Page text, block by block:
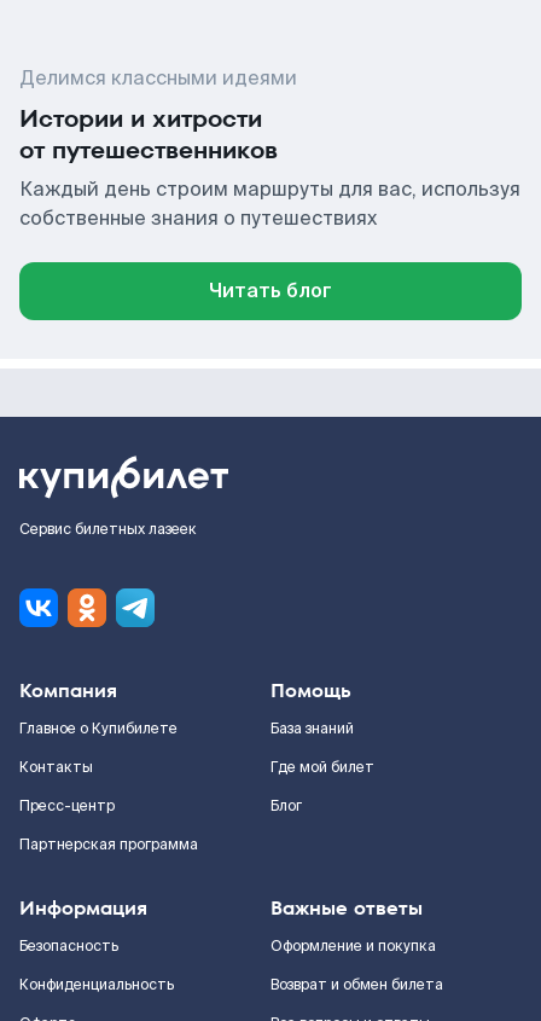
Делимся классными идеями
Истории и хитрости
от путешественников
Каждый день строим маршруты для вас, используя
собственные знания о путешествиях
Читать блог
Сервис билетных лазеек
Компания
Главное о Купибилете
Контакты
Пресс-центр
Партнерская программа
Помощь
База знаний
Где мой билет
Блог
Информация
Безопасность
Конфиденциальность
Важные ответы
Оформление и покупка
Возврат и обмен билета